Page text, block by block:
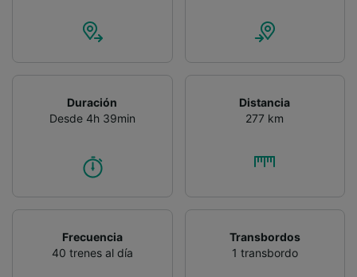
Duración
Desde 4h 39min
Distancia
277 km
Frecuencia
40 trenes al día
Transbordos
1 transbordo